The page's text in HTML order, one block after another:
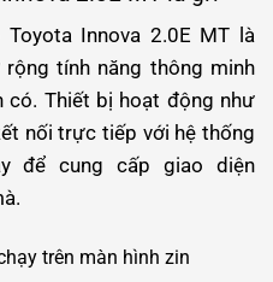
Innova 2.0E MT là
tính năng thông minh
có. Thiết bị hoạt động như
nối trực tiếp với hệ thống
để cung cấp giao diện
trên màn hình zin